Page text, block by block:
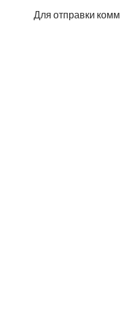
Для отправки